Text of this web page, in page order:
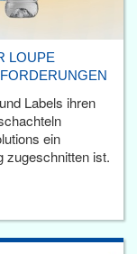
LOUPE
Labels ihren
ein
zugeschnitten ist.